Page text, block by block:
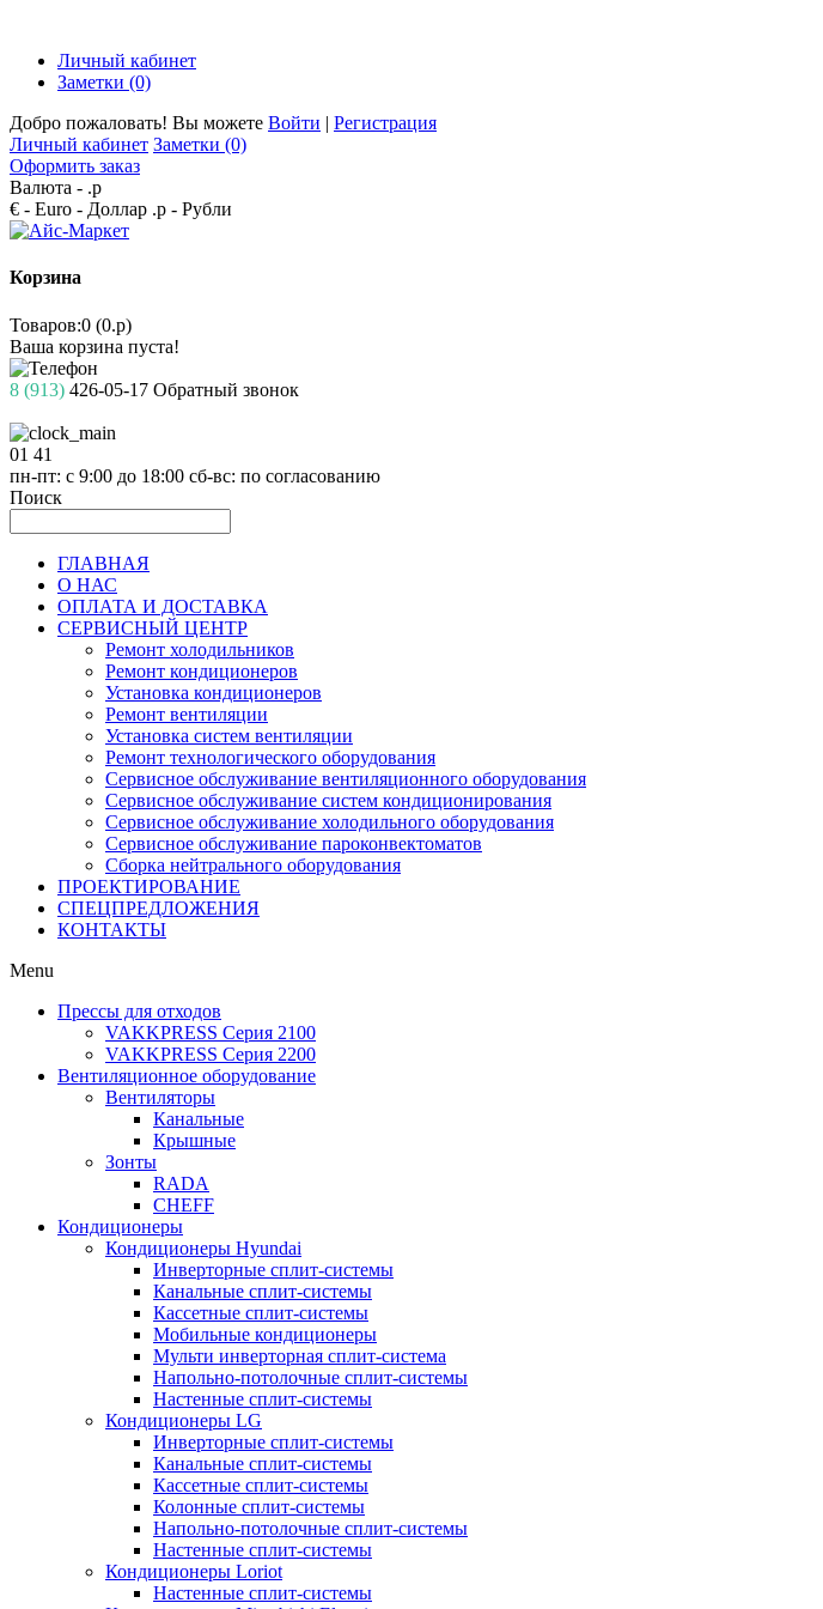
Личный кабинет
Заметки (0)
Добро пожаловать! Вы можете Войти | Регистрация
Личный кабинет Заметки (0)
Оформить заказ
Валюта - .р
€ - Euro - Доллар .р - Рубли
Корзина
Товаров:0 (0.р)
Ваша корзина пуста!
8 (913) 426-05-17 Обратный звонок
01 41
пн-пт: с 9:00 до 18:00 сб-вс: по согласованию
Поиск
ГЛАВНАЯ
О НАС
ОПЛАТА И ДОСТАВКА
СЕРВИСНЫЙ ЦЕНТР
Ремонт холодильников
Ремонт кондиционеров
Установка кондиционеров
Ремонт вентиляции
Установка систем вентиляции
Ремонт технологического оборудования
Cервисное обслуживание вентиляционного оборудования
Cервисное обслуживание систем кондиционирования
Cервисное обслуживание холодильного оборудования
Сервисное обслуживание пароконвектоматов
Сборка нейтрального оборудования
ПРОЕКТИРОВАНИЕ
СПЕЦПРЕДЛОЖЕНИЯ
КОНТАКТЫ
Menu
Прессы для отходов
VAKKPRESS Серия 2100
VAKKPRESS Серия 2200
Вентиляционное оборудование
Вентиляторы
Канальные
Крышные
Зонты
RADA
CHEFF
Кондиционеры
Кондиционеры Hyundai
Инверторные сплит-системы
Канальные сплит-системы
Кассетные сплит-системы
Мобильные кондиционеры
Мульти инверторная сплит-система
Напольно-потолочные сплит-системы
Настенные сплит-системы
Кондиционеры LG
Инверторные сплит-системы
Канальные сплит-системы
Кассетные сплит-системы
Колонные сплит-системы
Напольно-потолочные сплит-системы
Настенные сплит-системы
Кондиционеры Loriot
Настенные сплит-системы